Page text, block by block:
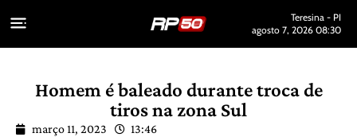
Teresina - PI
agosto 7, 2026 08:30
Homem é baleado durante troca de
tiros na zona Sul
março 11, 2023 13:46